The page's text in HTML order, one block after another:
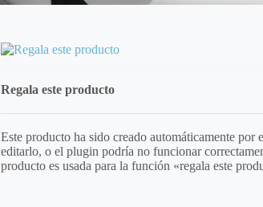
Regala este producto
Este producto ha sido creado automáticamente
editarlo, o el plugin podría no funcionar
producto es usada para la función «regala este